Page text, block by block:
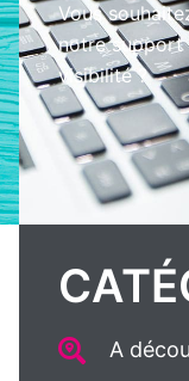
Vous
notre support
visibilité ?
A